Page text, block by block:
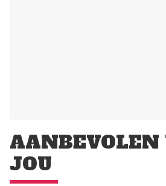
AANBEVOLEN
JOU